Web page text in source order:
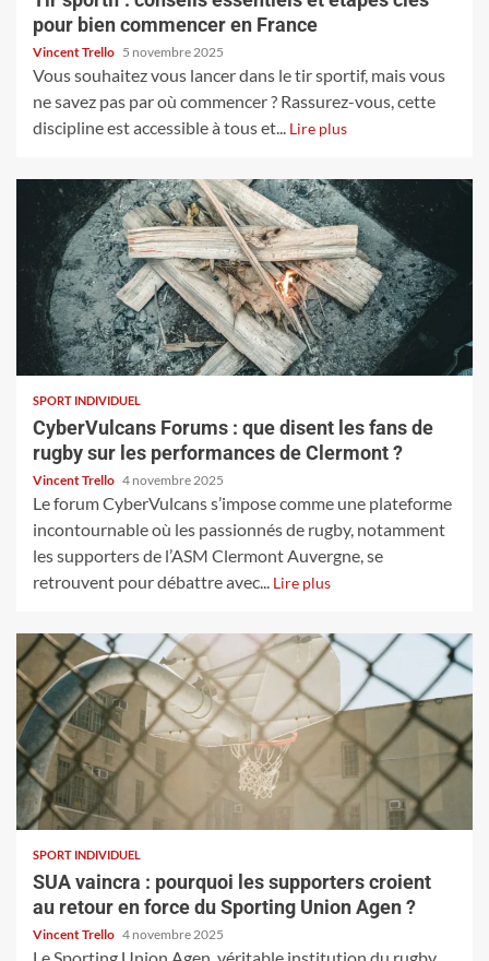
pour bien commencer en France
Vincent Trello 5 novembre 2025
Vous souhaitez vous lancer dans le tir sportif, mais vous
ne savez pas par où commencer ? Rassurez-vous, cette
discipline est accessible à tous et... Lire plus
SPORT INDIVIDUEL
CyberVulcans Forums : que disent les fans de
rugby sur les performances de Clermont ?
Vincent Trello 4 novembre 2025
Le forum CyberVulcans s’impose comme une plateforme
incontournable où les passionnés de rugby, notamment
les supporters de l’ASM Clermont Auvergne, se
retrouvent pour débattre avec... Lire plus
SPORT INDIVIDUEL
SUA vaincra : pourquoi les supporters croient
au retour en force du Sporting Union Agen ?
Vincent Trello 4 novembre 2025